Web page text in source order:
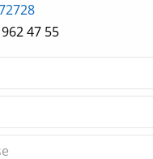
47 55